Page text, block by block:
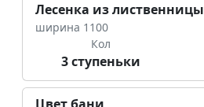
Лесенка из лиственницы
ширина 1100
Кол
3 ступеньки